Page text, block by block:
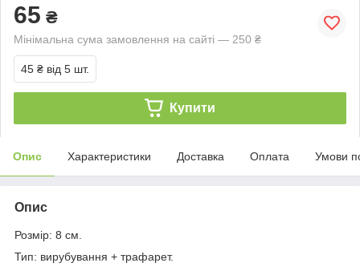
65 ₴
Мінімальна сума замовлення на сайті — 250 ₴
45 ₴ від 5 шт.
Купити
Опис Характеристики Доставка Оплата Умови
Опис
Розмір: 8 см.
Тип: вирубування + трафарет.